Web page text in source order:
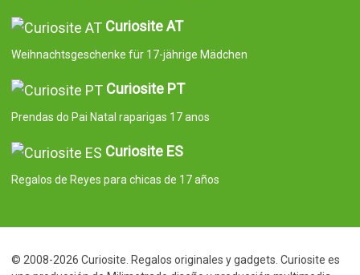
Curiosite AT
Weihnachtsgeschenke für 17-jährige Mädchen
Curiosite PT
Prendas do Pai Natal raparigas 17 anos
Curiosite ES
Regalos de Reyes para chicas de 17 años
© 2008-2026 Curiosite. Regalos originales y gadgets. Curiosite es